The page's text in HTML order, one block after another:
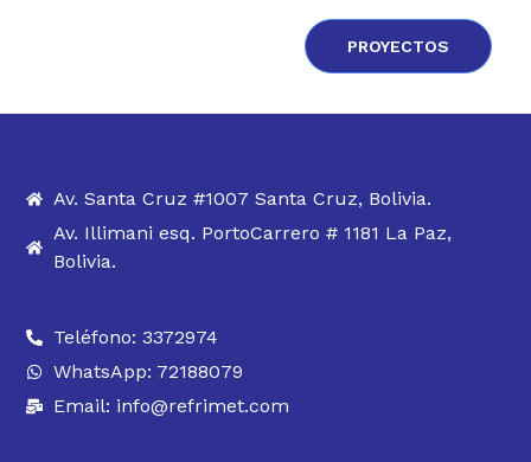
PROYECTOS
Av. Santa Cruz #1007 Santa Cruz, Bolivia.
Av. Illimani esq. PortoCarrero # 1181 La Paz,
Bolivia.
Teléfono: 3372974
WhatsApp: 72188079
Email: info@refrimet.com